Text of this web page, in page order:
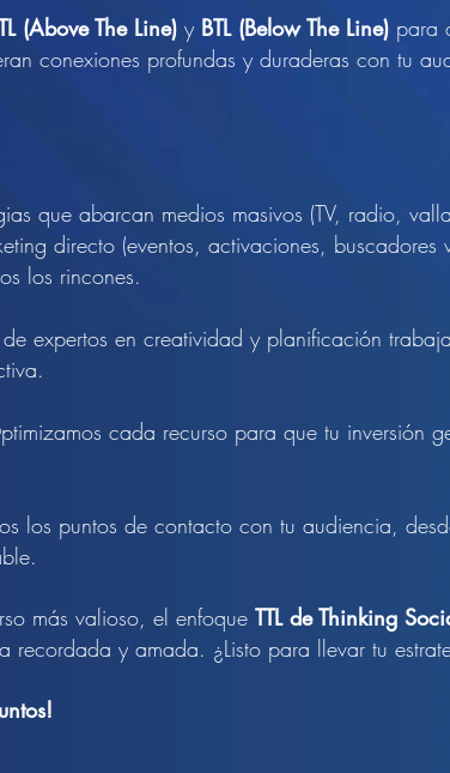
(Above The Line) y BTL (Below The Line) para
conexiones profundas y duraderas con tu
que abarcan medios masivos (TV, radio,
directo (eventos, activaciones,
los rincones.
expertos en creatividad y planificación
cada recurso para que tu inversión
los puntos de contacto con tu audiencia,
más valioso, el enfoque TTL de Thinking
recordada y amada. ¿Listo para llevar tu